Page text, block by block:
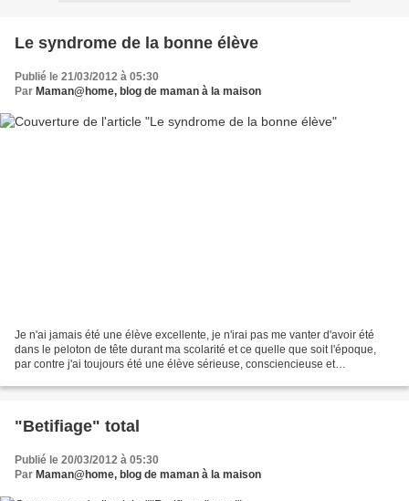
Le syndrome de la bonne élève
Publié le 21/03/2012 à 05:30
Par Maman@home, blog de maman à la maison
Je n'ai jamais été une élève excellente, je n'irai pas me vanter d'avoir été
dans le peloton de tête durant ma scolarité et ce quelle que soit l'époque,
par contre j'ai toujours été une élève sérieuse, consciencieuse et
"Betifiage" total
Publié le 20/03/2012 à 05:30
Par Maman@home, blog de maman à la maison